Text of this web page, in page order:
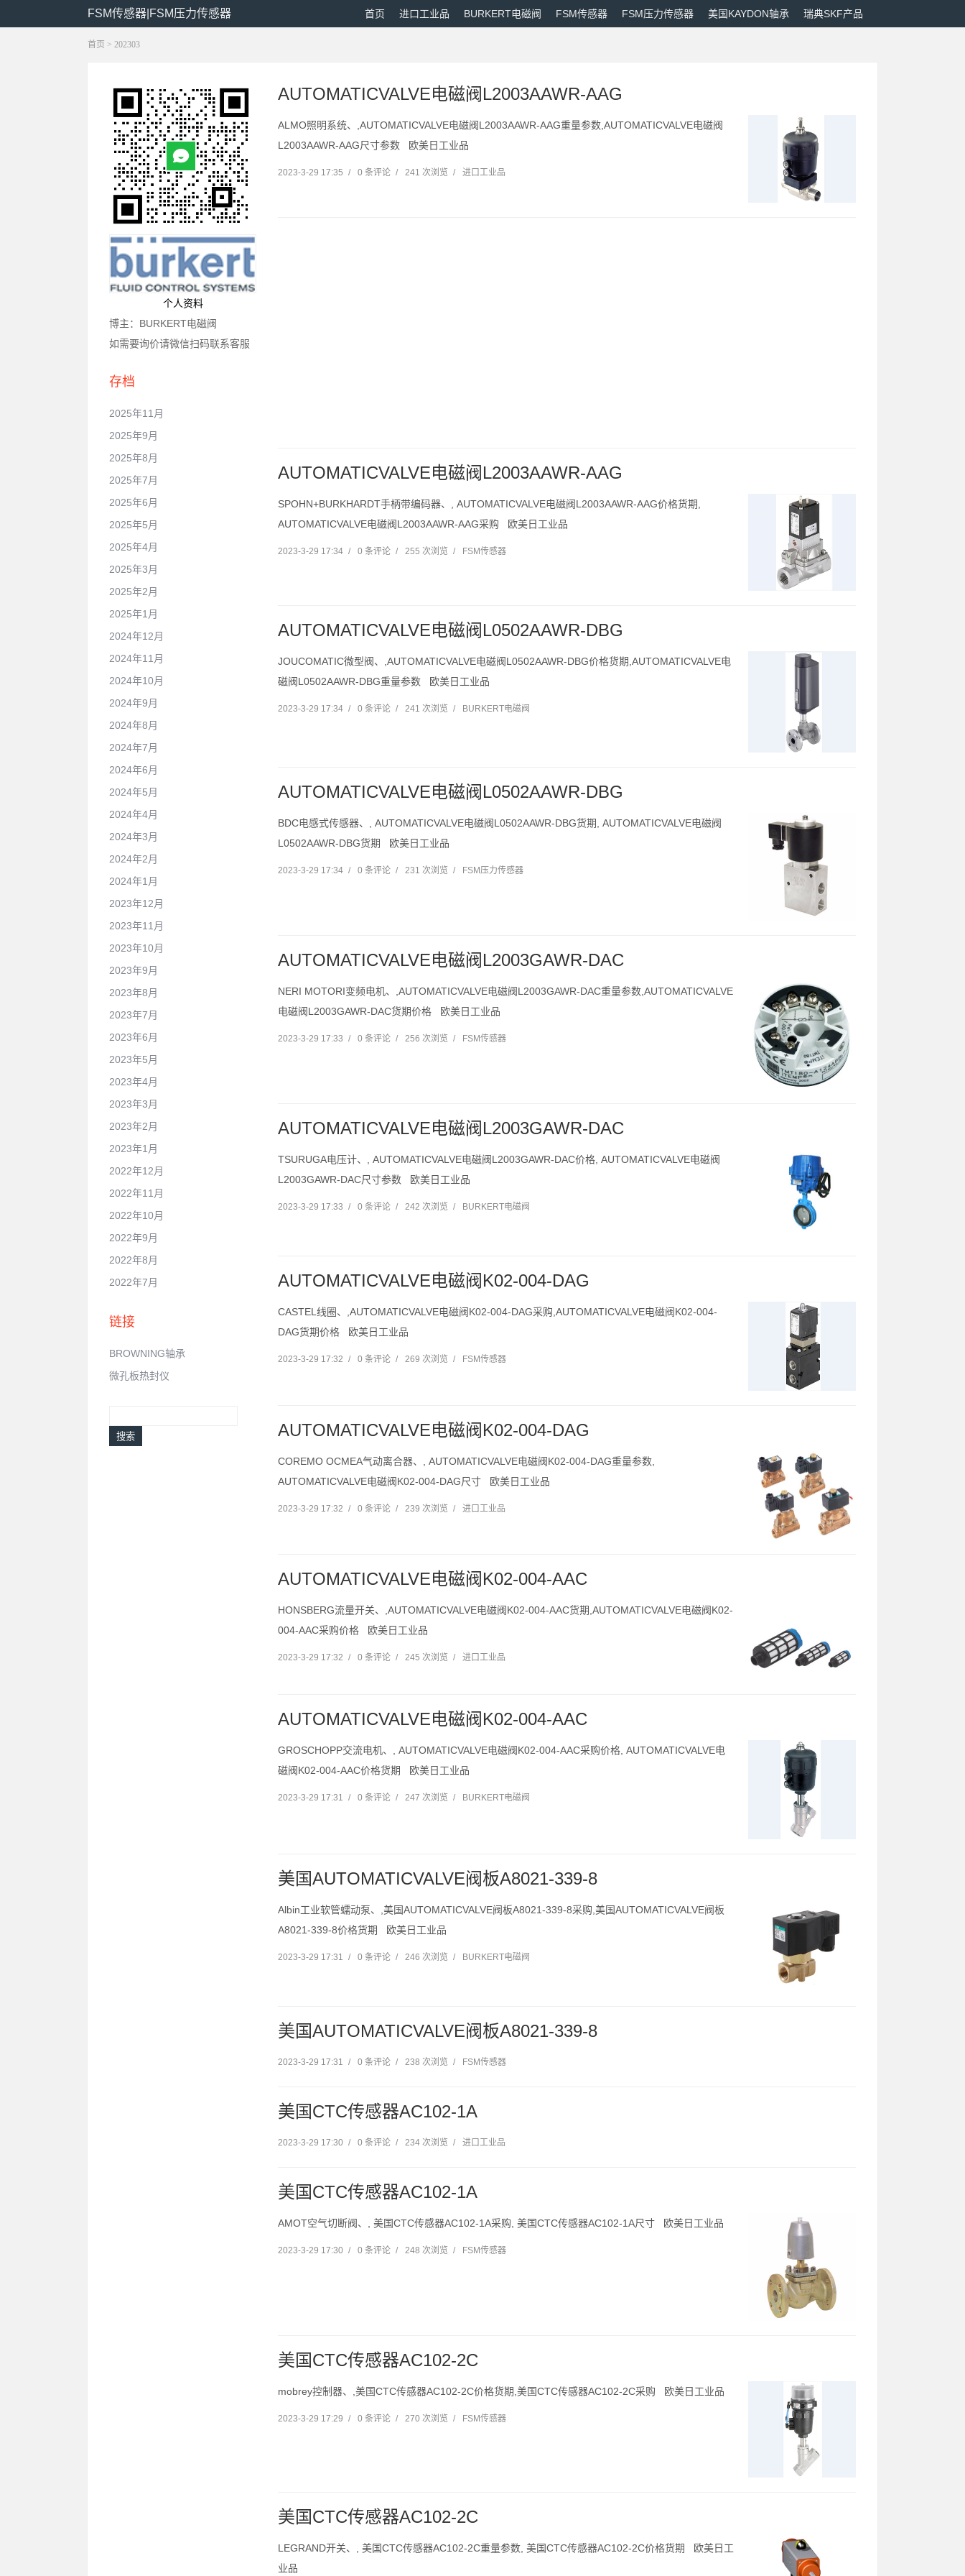
FSM传感器|FSM压力传感器 首页 进口工业品 BURKERT电磁阀 FSM传感器 FSM压力传感器 美国KAYDON轴承 瑞典SKF产品
首页 > 202303
AUTOMATICVALVE电磁阀L2003AAWR-AAG
ALMO照明系统、,AUTOMATICVALVE电磁阀L2003AAWR-AAG重量参数,AUTOMATICVALVE电磁阀
L2003AAWR-AAG尺寸参数 欧美日工业品
2023-3-29 17:35 / 0 条评论 / 241 次浏览 / 进口工业品
AUTOMATICVALVE电磁阀L2003AAWR-AAG
SPOHN+BURKHARDT手柄带编码器、, AUTOMATICVALVE电磁阀L2003AAWR-AAG价格货期,
AUTOMATICVALVE电磁阀L2003AAWR-AAG采购 欧美日工业品
2023-3-29 17:34 / 0 条评论 / 255 次浏览 / FSM传感器
AUTOMATICVALVE电磁阀L0502AAWR-DBG
JOUCOMATIC微型阀、,AUTOMATICVALVE电磁阀L0502AAWR-DBG价格货期,AUTOMATICVALVE电
磁阀L0502AAWR-DBG重量参数 欧美日工业品
2023-3-29 17:34 / 0 条评论 / 241 次浏览 / BURKERT电磁阀
AUTOMATICVALVE电磁阀L0502AAWR-DBG
BDC电感式传感器、, AUTOMATICVALVE电磁阀L0502AAWR-DBG货期, AUTOMATICVALVE电磁阀
L0502AAWR-DBG货期 欧美日工业品
2023-3-29 17:34 / 0 条评论 / 231 次浏览 / FSM压力传感器
AUTOMATICVALVE电磁阀L2003GAWR-DAC
NERI MOTORI变频电机、,AUTOMATICVALVE电磁阀L2003GAWR-DAC重量参数,AUTOMATICVALVE
电磁阀L2003GAWR-DAC货期价格 欧美日工业品
2023-3-29 17:33 / 0 条评论 / 256 次浏览 / FSM传感器
AUTOMATICVALVE电磁阀L2003GAWR-DAC
TSURUGA电压计、, AUTOMATICVALVE电磁阀L2003GAWR-DAC价格, AUTOMATICVALVE电磁阀
L2003GAWR-DAC尺寸参数 欧美日工业品
2023-3-29 17:33 / 0 条评论 / 242 次浏览 / BURKERT电磁阀
AUTOMATICVALVE电磁阀K02-004-DAG
CASTEL线圈、,AUTOMATICVALVE电磁阀K02-004-DAG采购,AUTOMATICVALVE电磁阀K02-004-
DAG货期价格 欧美日工业品
2023-3-29 17:32 / 0 条评论 / 269 次浏览 / FSM传感器
AUTOMATICVALVE电磁阀K02-004-DAG
COREMO OCMEA气动离合器、, AUTOMATICVALVE电磁阀K02-004-DAG重量参数,
AUTOMATICVALVE电磁阀K02-004-DAG尺寸 欧美日工业品
2023-3-29 17:32 / 0 条评论 / 239 次浏览 / 进口工业品
AUTOMATICVALVE电磁阀K02-004-AAC
HONSBERG流量开关、,AUTOMATICVALVE电磁阀K02-004-AAC货期,AUTOMATICVALVE电磁阀K02-
004-AAC采购价格 欧美日工业品
2023-3-29 17:32 / 0 条评论 / 245 次浏览 / 进口工业品
AUTOMATICVALVE电磁阀K02-004-AAC
GROSCHOPP交流电机、, AUTOMATICVALVE电磁阀K02-004-AAC采购价格, AUTOMATICVALVE电
磁阀K02-004-AAC价格货期 欧美日工业品
2023-3-29 17:31 / 0 条评论 / 247 次浏览 / BURKERT电磁阀
美国AUTOMATICVALVE阀板A8021-339-8
Albin工业软管蠕动泵、,美国AUTOMATICVALVE阀板A8021-339-8采购,美国AUTOMATICVALVE阀板
A8021-339-8价格货期 欧美日工业品
2023-3-29 17:31 / 0 条评论 / 246 次浏览 / BURKERT电磁阀
美国AUTOMATICVALVE阀板A8021-339-8
2023-3-29 17:31 / 0 条评论 / 238 次浏览 / FSM传感器
美国CTC传感器AC102-1A
2023-3-29 17:30 / 0 条评论 / 234 次浏览 / 进口工业品
美国CTC传感器AC102-1A
AMOT空气切断阀、, 美国CTC传感器AC102-1A采购, 美国CTC传感器AC102-1A尺寸 欧美日工业品
2023-3-29 17:30 / 0 条评论 / 248 次浏览 / FSM传感器
美国CTC传感器AC102-2C
mobrey控制器、,美国CTC传感器AC102-2C价格货期,美国CTC传感器AC102-2C采购 欧美日工业品
2023-3-29 17:29 / 0 条评论 / 270 次浏览 / FSM传感器
美国CTC传感器AC102-2C
LEGRAND开关、, 美国CTC传感器AC102-2C重量参数, 美国CTC传感器AC102-2C价格货期 欧美日工
业品
个人资料
博主：BURKERT电磁阀
如需要询价请微信扫码联系客服
存档
2025年11月
2025年9月
2025年8月
2025年7月
2025年6月
2025年5月
2025年4月
2025年3月
2025年2月
2025年1月
2024年12月
2024年11月
2024年10月
2024年9月
2024年8月
2024年7月
2024年6月
2024年5月
2024年4月
2024年3月
2024年2月
2024年1月
2023年12月
2023年11月
2023年10月
2023年9月
2023年8月
2023年7月
2023年6月
2023年5月
2023年4月
2023年3月
2023年2月
2023年1月
2022年12月
2022年11月
2022年10月
2022年9月
2022年8月
2022年7月
链接
BROWNING轴承
微孔板热封仪
搜索